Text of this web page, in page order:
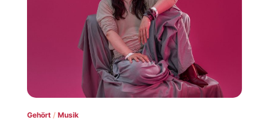
Gehört/ Musik